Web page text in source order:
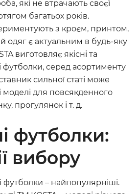
які не втрачають своєї
багатьох років.
з кроєм, принтом,
одяг є актуальним в будь-яку
виготовляє якісні та
футболки, серед асортименту
сильної статі може
моделі для повсякденного
прогулянок і т. д.
футболки:
вибору
футболки – найпопулярніші.